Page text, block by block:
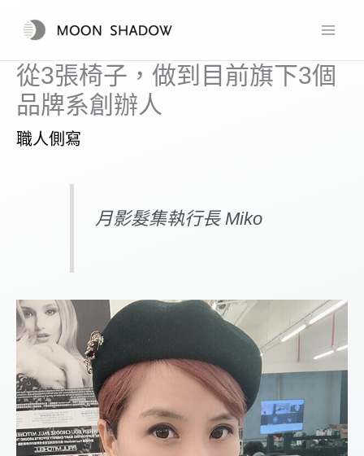
從3張椅子，做到目前旗下3個
品牌系創辦人
職人側寫
月影髮集執行長 Miko